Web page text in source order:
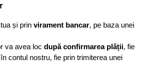
și prin virament bancar
va avea loc după confirmarea plății, fie
contul nostru, fie prin trimiterea unei